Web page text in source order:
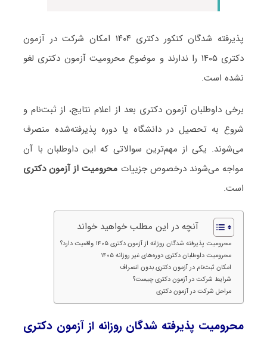
پذیرفته شدگان کنکور دکتری ۱۴۰۴ امکان شرکت در آزمون
دکتری ۱۴۰۵ را ندارند و موضوع محرومیت آزمون دکتری لغو
نشده است.
برخی داوطلبان آزمون دکتری بعد از اعلام نتایج، از ثبت‌نام و
شروع به تحصیل در دانشگاه یا دوره پذیرفته‌شده منصرف
می‌شوند. یکی از مهم‌ترین سوالاتی که این داوطلبان با آن
مواجه می‌شوند درخصوص جزییات محرومیت از آزمون دکتری
است.
آنچه در این مطلب خواهید خواند
محرومیت پذیرفته شدگان روزانه از آزمون دکتری ۱۴۰۵ واقعیت دارد؟
محرومیت داوطلبان دکتری دوره‌های غیر روزانه ۱۴۰۵
امکان ثبت‌نام در آزمون دکتری بدون انصراف
شرایط شرکت در آزمون دکتری چیست؟
مراحل شرکت در آزمون دکتری
محرومیت پذیرفته شدگان روزانه از آزمون دکتری